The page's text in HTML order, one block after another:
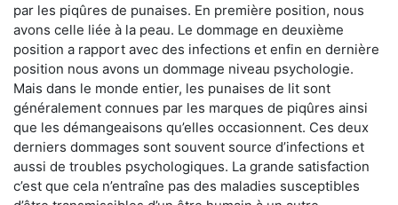
par les piqûres de punaises. En première position, nous
avons celle liée à la peau. Le dommage en deuxième
position a rapport avec des infections et enfin en dernière
position nous avons un dommage niveau psychologie.
Mais dans le monde entier, les punaises de lit sont
généralement connues par les marques de piqûres ainsi
que les démangeaisons qu’elles occasionnent. Ces deux
derniers dommages sont souvent source d’infections et
aussi de troubles psychologiques. La grande satisfaction
c’est que cela n’entraîne pas des maladies susceptibles